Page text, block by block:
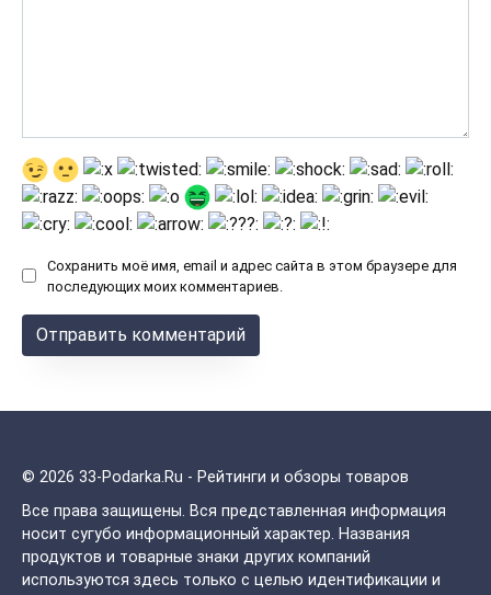
Сохранить моё имя, email и адрес сайта в этом браузере для
последующих моих комментариев.
© 2026 33-Podarka.Ru - Рейтинги и обзоры товаров
Все права защищены. Вся представленная информация
носит сугубо информационный характер. Названия
продуктов и товарные знаки других компаний
используются здесь только с целью идентификации и